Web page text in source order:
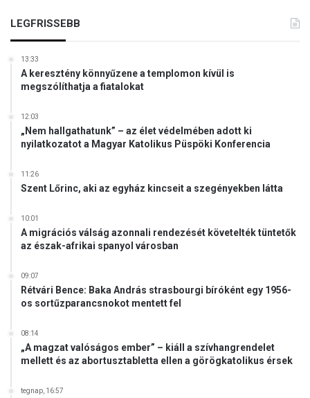
LEGFRISSEBB
13:33
A keresztény könnyűzene a templomon kívül is
megszólíthatja a fiatalokat
12:03
„Nem hallgathatunk” – az élet védelmében adott ki
nyilatkozatot a Magyar Katolikus Püspöki Konferencia
11:26
Szent Lőrinc, aki az egyház kincseit a szegényekben látta
10:01
A migrációs válság azonnali rendezését követelték tüntetők
az észak-afrikai spanyol városban
09:07
Rétvári Bence: Baka András strasbourgi bíróként egy 1956-
os sortűzparancsnokot mentett fel
08:14
„A magzat valóságos ember” – kiáll a szívhangrendelet
mellett és az abortusztabletta ellen a görögkatolikus érsek
tegnap, 16:57